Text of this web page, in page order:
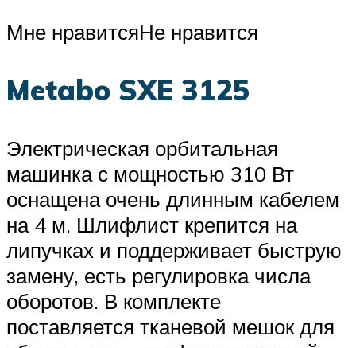
Мне нравитсяНе нравится
Metabo SXE 3125
Электрическая орбитальная
машинка с мощностью 310 Вт
оснащена очень длинным кабелем
на 4 м. Шлифлист крепится на
липучках и поддерживает быструю
замену, есть регулировка числа
оборотов. В комплекте
поставляется тканевой мешок для